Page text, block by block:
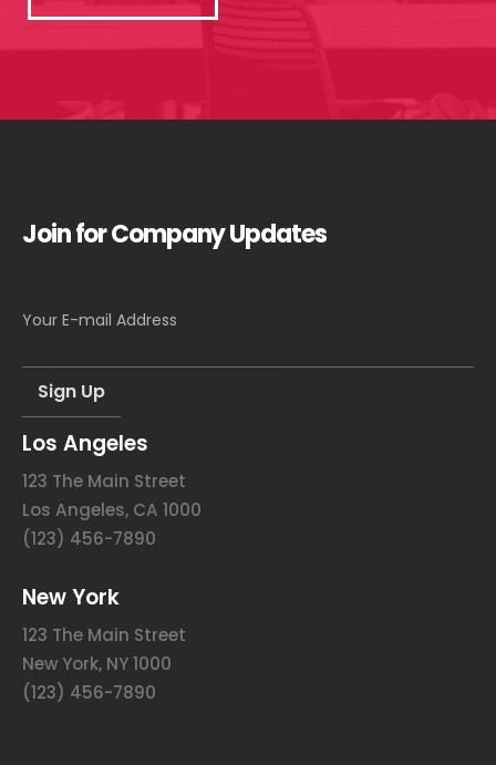
Join for Company Updates
Los Angeles
123 The Main Street
Los Angeles, CA 1000
(123) 456-7890
New York
123 The Main Street
New York, NY 1000
(123) 456-7890